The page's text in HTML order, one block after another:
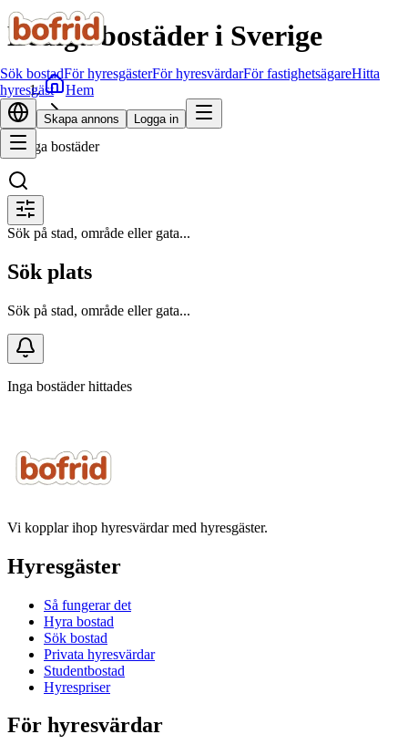
Sök bostadFör hyresgästerFör hyresvärdarFör fastighetsägareHitta
hyresgäst
Skapa annons Logga in
Lediga bostäder i Sverige
Hem
Sök bostad
Lediga bostäder
Sök på stad, område eller gata...
Sök plats
Sök på stad, område eller gata...
Inga bostäder hittades
Vi kopplar ihop hyresvärdar med hyresgäster.
Hyresgäster
Så fungerar det
Hyra bostad
Sök bostad
Privata hyresvärdar
Studentbostad
Hyrespriser
För hyresvärdar